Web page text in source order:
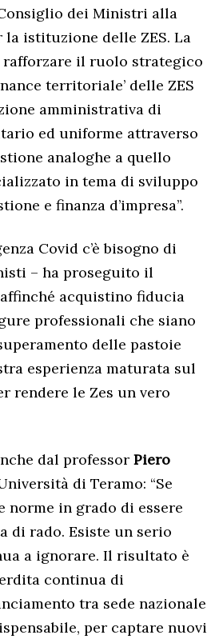
dei Ministri alla
istituzione delle ZES. La
rafforzare il ruolo strategico
territoriale’ delle ZES
amministrativa di
ed uniforme attraverso
analoghe a quello
in tema di sviluppo
e finanza d’impresa”.
Covid c’è bisogno di
– ha proseguito il
acquistino fiducia
professionali che siano
delle pastoie
esperienza maturata sul
rendere le Zes un vero
dal professor Piero
di Teramo: “Se
norme in grado di essere
di rado. Esiste un serio
a ignorare. Il risultato è
continua di
tra sede nazionale
per captare nuovi